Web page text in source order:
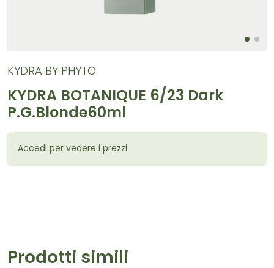
KYDRA BY PHYTO
KYDRA BOTANIQUE 6/23 Dark
P.G.Blonde60ml
Accedi per vedere i prezzi
Prodotti simili